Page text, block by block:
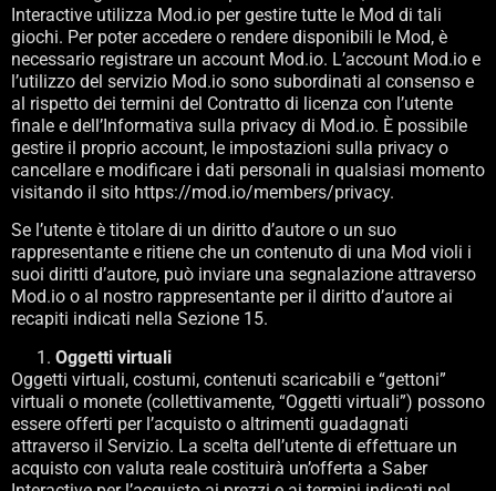
Interactive utilizza Mod.io per gestire tutte le Mod di tali
giochi. Per poter accedere o rendere disponibili le Mod, è
necessario registrare un account Mod.io. L’account Mod.io e
l’utilizzo del servizio Mod.io sono subordinati al consenso e
al rispetto dei termini del Contratto di licenza con l’utente
finale e dell’Informativa sulla privacy di Mod.io. È possibile
gestire il proprio account, le impostazioni sulla privacy o
cancellare e modificare i dati personali in qualsiasi momento
visitando il sito https://mod.io/members/privacy.
Se l’utente è titolare di un diritto d’autore o un suo
rappresentante e ritiene che un contenuto di una Mod violi i
suoi diritti d’autore, può inviare una segnalazione attraverso
Mod.io o al nostro rappresentante per il diritto d’autore ai
recapiti indicati nella Sezione 15.
Oggetti virtuali
Oggetti virtuali, costumi, contenuti scaricabili e “gettoni”
virtuali o monete (collettivamente, “Oggetti virtuali”) possono
essere offerti per l’acquisto o altrimenti guadagnati
attraverso il Servizio. La scelta dell’utente di effettuare un
acquisto con valuta reale costituirà un’offerta a Saber